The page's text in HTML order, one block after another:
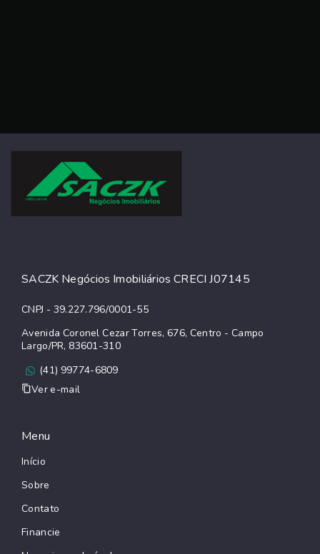
SACZK Negócios Imobiliários CRECI J07145
CNPJ - 39.227.796/0001-55
Avenida Coronel Cezar Torres, 676, Centro - Campo
Largo/PR, 83601-310
(41) 99774-6809
Ver e-mail
Menu
Início
Sobre
Contato
Financie